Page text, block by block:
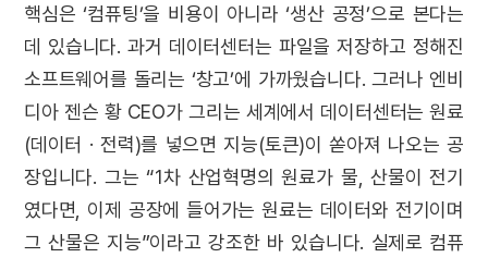
핵심은 ‘컴퓨팅’을 비용이 아니라 ‘생산 공정’으로 본다는
데 있습니다. 과거 데이터센터는 파일을 저장하고 정해진
소프트웨어를 돌리는 ‘창고’에 가까웠습니다. 그러나 엔비
디아 젠슨 황 CEO가 그리는 세계에서 데이터센터는 원료
(데이터 · 전력)를 넣으면 지능(토큰)이 쏟아져 나오는 공
장입니다. 그는 “1차 산업혁명의 원료가 물, 산물이 전기
였다면, 이제 공장에 들어가는 원료는 데이터와 전기이며
그 산물은 지능”이라고 강조한 바 있습니다. 실제로 컴퓨